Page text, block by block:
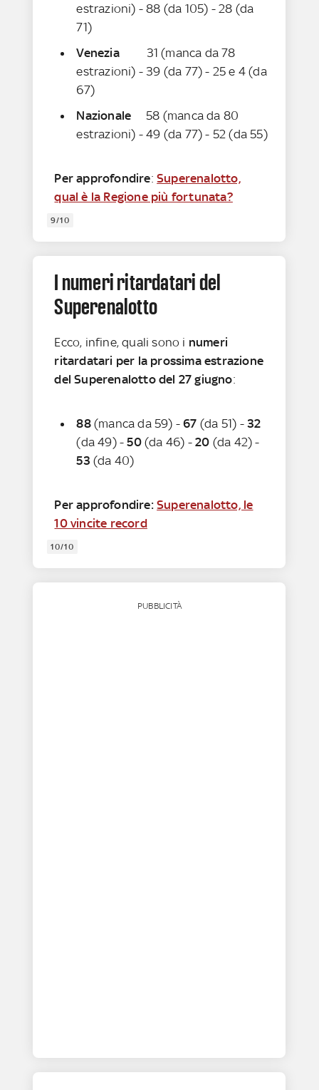
estrazioni) - 88 (da 105) - 28 (da
71)
Venezia 31 (manca da 78
estrazioni) - 39 (da 77) - 25 e 4 (da
67)
Nazionale58 (manca da 80
estrazioni) - 49 (da 77) - 52 (da 55)
Per approfondire:Superenalotto,
qual è la Regione più fortunata?
9/10
I numeri ritardatari del
Superenalotto
Ecco, infine, quali sono i numeri
ritardatari per la prossima estrazione
del Superenalotto del 27 giugno:
88(manca da 59) -67 (da 51) -32
(da 49) -50(da 46) -20 (da 42) -
53(da 40)
Per approfondire: Superenalotto, le
10 vincite record
10/10
PUBBLICITÀ